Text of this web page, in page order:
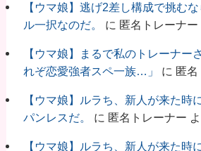
【ウマ娘】逃げ2差し構成で挑む
ル一択なのだ。
に 匿名トレーナー
【ウマ娘】まるで私のトレーナー
れぞ恋愛強者スペ一族…」
に 匿名
【ウマ娘】ルラち、新人が来た時
パンレスだ。
に 匿名トレーナー
【ウマ娘】ルラち、新人が来た時